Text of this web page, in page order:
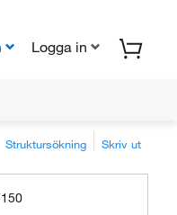
Logga in
Struktursökning Skriv ut